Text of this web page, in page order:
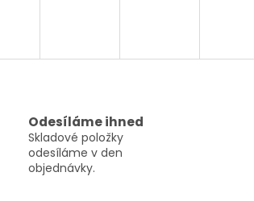
Odesíláme ihned
Skladové položky
odesíláme v den
objednávky.